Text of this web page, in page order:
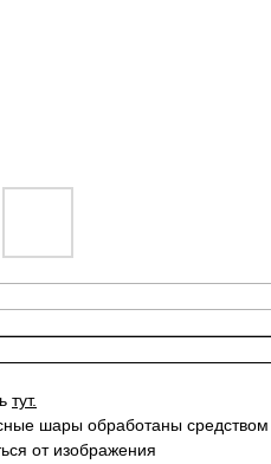
тут.
шары обработаны средством
от изображения